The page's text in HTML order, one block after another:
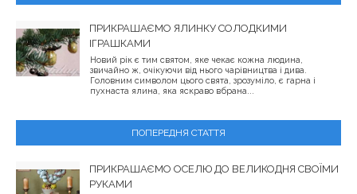
ПРИКРАШАЄМО ЯЛИНКУ СОЛОДКИМИ
ІГРАШКАМИ
Новий рік є тим святом, яке чекає кожна людина,
звичайно ж, очікуючи від нього чарівництва і дива.
Головним символом цього свята, зрозуміло, є гарна і
пухнаста ялина, яка яскраво вбрана...
ПОПЕРЕДНЯ СТАТТЯ
ПРИКРАШАЄМО ОСЕЛЮ ДО ВЕЛИКОДНЯ СВОЇМИ
РУКАМИ